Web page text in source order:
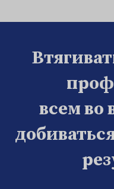
всем во